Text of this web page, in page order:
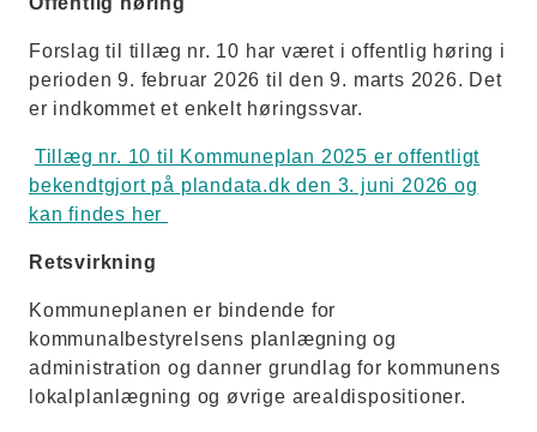
Forslag til tillæg nr. 10 har været i offentlig høring i
perioden 9. februar 2026 til den 9. marts 2026. Det
er indkommet et enkelt høringssvar.
Tillæg nr. 10 til Kommuneplan 2025 er offentligt
bekendtgjort på plandata.dk den 3. juni 2026 og
kan findes her
Retsvirkning
Kommuneplanen er bindende for
kommunalbestyrelsens planlægning og
administration og danner grundlag for kommunens
lokalplanlægning og øvrige arealdispositioner.